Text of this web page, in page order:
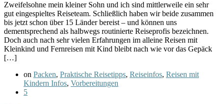
Zweifelsohne mein kleiner Sohn und ich sind mittlerweile ein sehr
gut eingespieltes Reiseteam. Schließlich haben wir beide zusammen
bis jetzt schon über 15 Länder bereist – und können uns
dementsprechend als halbwegs routinierte Reiseprofis bezeichnen.
Doch auch nach sehr vielen Erfahrungen im alleine Reisen mit
Kleinkind und Fernreisen mit Kind bleibt nach wie vor das Gepäck
[…]
on Packen, Praktische Reisetipps, Reiseinfos, Reisen mit
Kindern Infos, Vorbereitungen
5